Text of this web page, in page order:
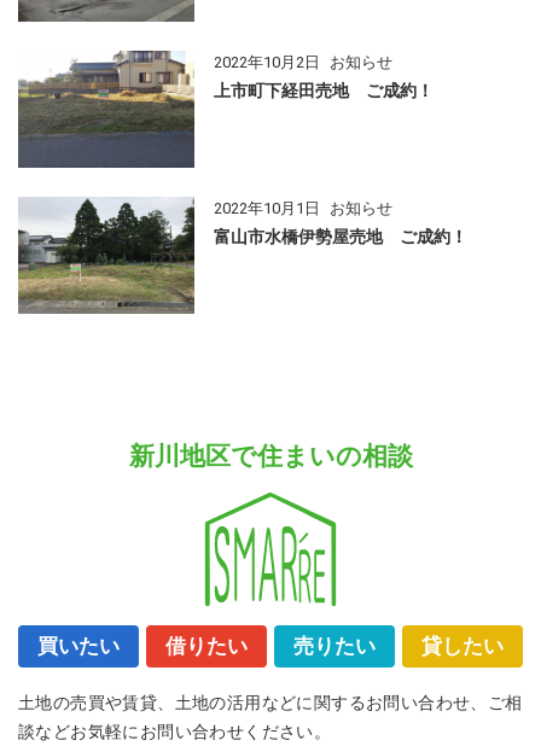
2022年10月2日 お知らせ
上市町下経田売地 ご成約！
2022年10月1日 お知らせ
富山市水橋伊勢屋売地 ご成約！
新川地区で住まいの相談
買いたい 借りたい 売りたい 貸したい
土地の売買や賃貸、土地の活用などに関するお問い合わせ、ご相
談などお気軽にお問い合わせください。